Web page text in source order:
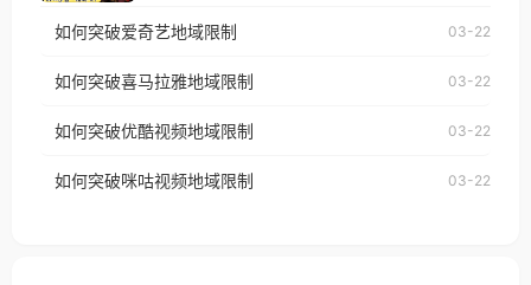
使用番茄回国加速器，即可解决「海外用户收听腾讯
台湾、美国、加拿大、澳大利亚、欧洲等国家和地区
权限制所困扰。
播放”的提示语。 海外用户如香港、澳门、台湾、美
国、加拿大、澳大利亚、欧洲等国家和地区时，网易
制问题，且仅能在中国大陆地区播放。 遇到这个问题
户收听网易云音乐地区版权限制」的问题，无论人在
如何突破爱奇艺地域限制 03-22
如何突破喜马拉雅地域限制 03-22
如何突破优酷视频地域限制 03-22
如何突破咪咕视频地域限制 03-22